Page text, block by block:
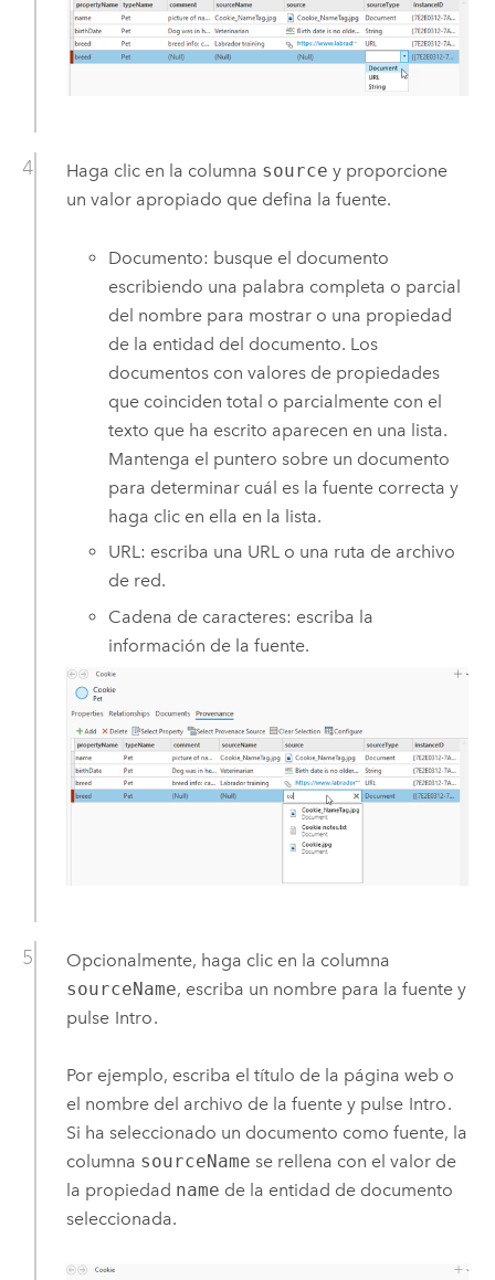
Haga clic en la columna source y proporcione
un valor apropiado que defina la fuente.
Documento: busque el documento
escribiendo una palabra completa o parcial
del nombre para mostrar o una propiedad
de la entidad del documento. Los
documentos con valores de propiedades
que coinciden total o parcialmente con el
texto que ha escrito aparecen en una lista.
Mantenga el puntero sobre un documento
para determinar cuál es la fuente correcta y
haga clic en ella en la lista.
URL: escriba una URL o una ruta de archivo
de red.
Cadena de caracteres: escriba la
información de la fuente.
Opcionalmente, haga clic en la columna
sourceName, escriba un nombre para la fuente y
pulse Intro.
Por ejemplo, escriba el título de la página web o
el nombre del archivo de la fuente y pulse Intro.
Si ha seleccionado un documento como fuente, la
columna sourceName se rellena con el valor de
la propiedad name de la entidad de documento
seleccionada.